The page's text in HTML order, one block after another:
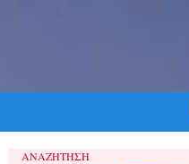
ΑΝΑΖΗΤΗΣΗ